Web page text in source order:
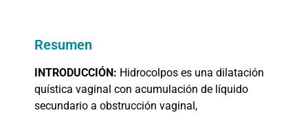
Resumen
INTRODUCCIÓN: Hidrocolpos es una dilatación
quística vaginal con acumulación de líquido
secundario a obstrucción vaginal,